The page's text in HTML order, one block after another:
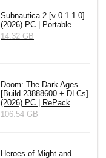
Subnautica 2 [v 0.1.1.0]
(2026) PC | Portable
14.32 GB
Doom: The Dark Ages
[Build 23888600 + DLCs]
(2026) PC | RePack
106.54 GB
Heroes of Might and